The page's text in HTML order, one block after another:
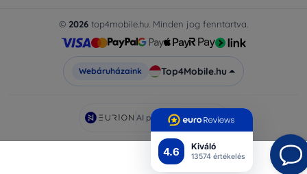
4.6 Kiváló
13574 értékelés
© 2026 top4mobile.hu. Minden jog fenntartva.
Webáruházaink Top4Mobile.hu
AI powered byEurion